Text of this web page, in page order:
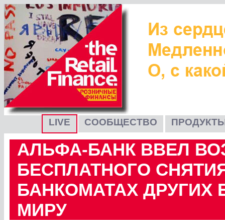
LIVE СООБЩЕСТВО
АЛЬФА-БАНК ВВЕЛ
БЕСПЛАТНОГО
БАНКОМАТАХ ДРУГИХ
МИРУ